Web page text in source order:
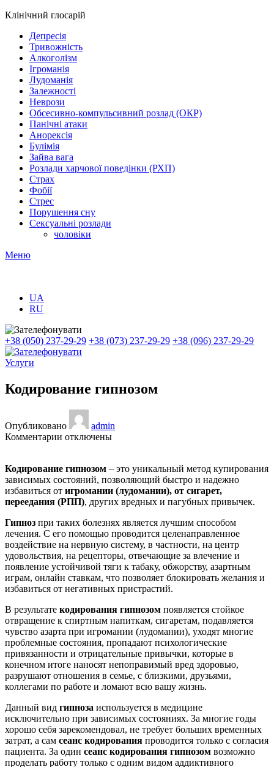
Клінічний глосарій
Депресія
Тривожність
Алкоголізм
Ігроманія
Лудоманія
Залежності
Неврози
Обсесивно-компульсивний розлад (ОКР)
Панічні атаки
Анорексія
Булімія
Зайва вага
Розлади харчової поведінки (РХП)
Страх
Фобії
Стрес
Порушення сну
Сексуальні розлади
чоловіки
Меню
UA
RU
+38 (050) 237-29-29 +38 (073) 237-29-29 +38 (096) 237-29-29
Услуги
Кодирование гипнозом
Опубликовано
admin
Комментарии к
гипнозом
отключены
Кодирование гипнозом – это уникальный метод купирования
зависимых состояний, позволяющий быстро и надежно
избавиться от игромании (лудомании), от сигарет,
переедания (РПП), других вредных и пагубных привычек.
Гипноз при таких болезнях является лучшим способом
лечения. С его помощью проводится целенаправленное
воздействие на нервную систему, в частности, на центр
удовольствия, на рецепторы, отвечающие за влечение и
появление устойчивой тяги к табаку, обжорству, азартным
играм, онлайн ставкам, что позволяет блокировать желания и
избавиться от негативных пристрастий.
В результате кодирования гипнозом появляется стойкое
отвращение к спиртным напиткам, сигаретам, подавляется
чувство азарта при игромании (лудомании), уходят многие
проблемные состояния, пропадают психологические
привязанности и отрицательные привычки, которые в
конечном итоге наносят непоправимый вред здоровью,
разрушают отношения в семье, с близкими, друзьями,
коллегами по работе и ломают всю вашу жизнь.
Данный вид гипноза используется в медицине
исключительно при зависимых состояниях. За многие годы
хорошо себя зарекомендовал, не требует больших временных
затрат, а сам сеанс кодирования проводится только с согласия
пациента. За один сеанс кодирования гипнозом возможно
проделать работу только с одним видом аддиктивного